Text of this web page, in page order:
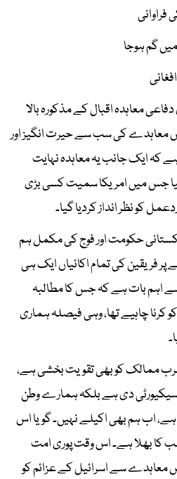
گم ہوجا
معاہدہ اقبال کے مذکورہ بالا
معاہدے کی سب سے حیرت انگیز اور
کہ ایک جانب یہ معاہدہ نہایت
جس میں امریکا سمیت کسی بڑی
کو نظر انداز کردیا گیا۔
حکومت اور فوج کی مکمل ہم
پر فریقین کی تمام اکائیاں ایک ہی
سے اہم بات ہے کہ جس کا مطالبہ
کرنا چاہیے تھا، وہی فیصلہ ہماری
ممالک کو بھی تقویت بخشی ہے،
سیکیورٹی دی ہے بلکہ ہمارے وطن
اب ہم بھی اکیلے نہیں۔ گویا اس
کا بھلا ہے۔ اس وقت پوری امت
سے اسرائیل کے عزائم کو